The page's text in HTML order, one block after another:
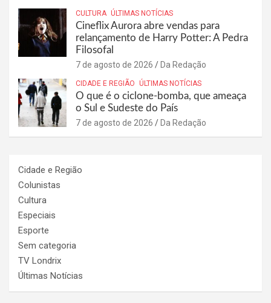
CULTURA ÚLTIMAS NOTÍCIAS
Cineflix Aurora abre vendas para
relançamento de Harry Potter: A Pedra
Filosofal
7 de agosto de 2026 Da Redação
CIDADE E REGIÃO ÚLTIMAS NOTÍCIAS
O que é o ciclone-bomba, que ameaça
o Sul e Sudeste do País
7 de agosto de 2026 Da Redação
Cidade e Região
Colunistas
Cultura
Especiais
Esporte
Sem categoria
TV Londrix
Últimas Notícias